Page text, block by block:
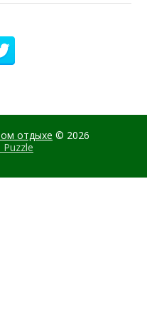
отдыхе © 2026
Puzzle